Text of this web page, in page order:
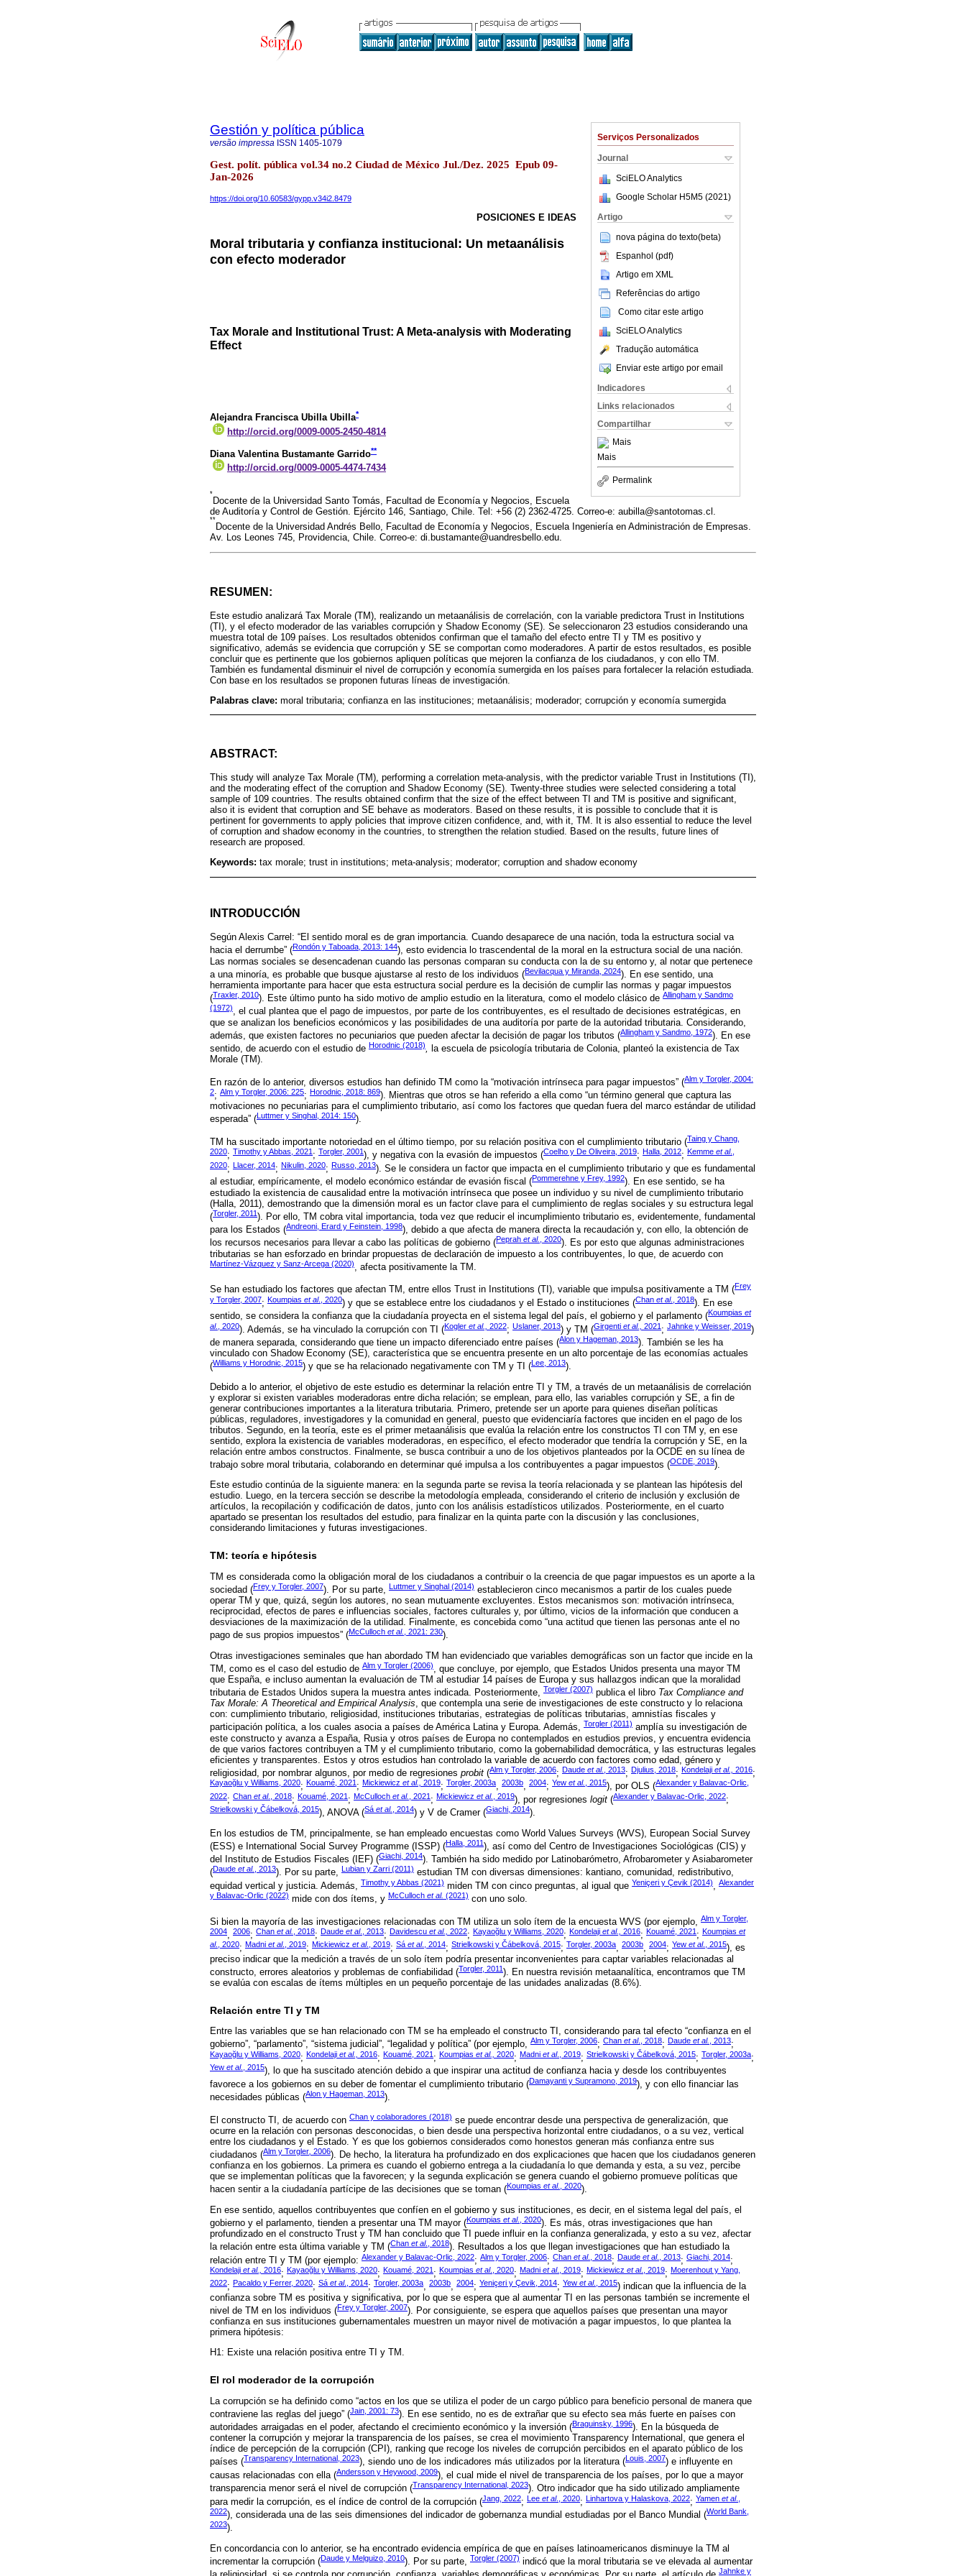
Serviços Personalizados
Journal
SciELO Analytics
Google Scholar H5M5 (2021 )
Artigo
nova página do texto(beta)
Espanhol (pdf)
Artigo em XML
Referências do artigo
Como citar este artigo
SciELO Analytics
Tradução automática
Enviar este artigo por email
Indicadores
Links relacionados
Compartilhar
Mais
Mais
Permalink
Gestión y política pública
versão impressa ISSN 1405-1079
Gest. polít. pública vol.34 no.2 Ciudad de México Jul./Dez. 2025 Epub 09-
Jan-2026
https://doi.org/10.60583/gypp.v34i2.8479
POSICIONES E IDEAS
Moral tributaria y confianza institucional: Un metaanálisis
con efecto moderador
Tax Morale and Institutional Trust: A Meta-analysis with Moderating
Effect
Alejandra Francisca Ubilla Ubilla*
http://orcid.org/0009-0005-2450-4814
Diana Valentina Bustamante Garrido**
http://orcid.org/0009-0005-4474-7434
*
Docente de la Universidad Santo Tomás, Facultad de Economía y Negocios, Escuela
de Auditoría y Control de Gestión. Ejército 146, Santiago, Chile. Tel: +56 (2) 2362-4725. Correo-e: aubilla@santotomas.cl.
**
Docente de la Universidad Andrés Bello, Facultad de Economía y Negocios, Escuela Ingeniería en Administración de Empresas.
Av. Los Leones 745, Providencia, Chile. Correo-e: di.bustamante@uandresbello.edu.
RESUMEN:
Este estudio analizará Tax Morale (TM), realizando un metaanálisis de correlación, con la variable predictora Trust in Institutions
(TI), y el efecto moderador de las variables corrupción y Shadow Economy (SE). Se seleccionaron 23 estudios considerando una
muestra total de 109 países. Los resultados obtenidos confirman que el tamaño del efecto entre TI y TM es positivo y
significativo, además se evidencia que corrupción y SE se comportan como moderadores. A partir de estos resultados, es posible
concluir que es pertinente que los gobiernos apliquen políticas que mejoren la confianza de los ciudadanos, y con ello TM.
También es fundamental disminuir el nivel de corrupción y economía sumergida en los países para fortalecer la relación estudiada.
Con base en los resultados se proponen futuras líneas de investigación.
Palabras clave: moral tributaria; confianza en las instituciones; metaanálisis; moderador; corrupción y economía sumergida
ABSTRACT:
This study will analyze Tax Morale (TM), performing a correlation meta-analysis, with the predictor variable Trust in Institutions (TI),
and the moderating effect of the corruption and Shadow Economy (SE). Twenty-three studies were selected considering a total
sample of 109 countries. The results obtained confirm that the size of the effect between TI and TM is positive and significant,
also it is evident that corruption and SE behave as moderators. Based on these results, it is possible to conclude that it is
pertinent for governments to apply policies that improve citizen confidence, and, with it, TM. It is also essential to reduce the level
of corruption and shadow economy in the countries, to strengthen the relation studied. Based on the results, future lines of
research are proposed.
Keywords: tax morale; trust in institutions; meta-analysis; moderator; corruption and shadow economy
INTRODUCCIÓN
Según Alexis Carrel: “El sentido moral es de gran importancia. Cuando desaparece de una nación, toda la estructura social va
hacia el derrumbe” (Rondón y Taboada, 2013: 144), esto evidencia lo trascendental de la moral en la estructura social de una nación.
Las normas sociales se desencadenan cuando las personas comparan su conducta con la de su entorno y, al notar que pertenece
a una minoría, es probable que busque ajustarse al resto de los individuos (Bevilacqua y Miranda, 2024). En ese sentido, una
herramienta importante para hacer que esta estructura social perdure es la decisión de cumplir las normas y pagar impuestos
(Traxler, 2010). Este último punto ha sido motivo de amplio estudio en la literatura, como el modelo clásico de Allingham y Sandmo
(1972), el cual plantea que el pago de impuestos, por parte de los contribuyentes, es el resultado de decisiones estratégicas, en
que se analizan los beneficios económicos y las posibilidades de una auditoría por parte de la autoridad tributaria. Considerando,
además, que existen factores no pecuniarios que pueden afectar la decisión de pagar los tributos (Allingham y Sandmo, 1972). En ese
sentido, de acuerdo con el estudio de Horodnic (2018), la escuela de psicología tributaria de Colonia, planteó la existencia de Tax
Morale (TM).
En razón de lo anterior, diversos estudios han definido TM como la “motivación intrínseca para pagar impuestos” (Alm y Torgler, 2004:
2; Alm y Torgler, 2006: 225; Horodnic, 2018: 869). Mientras que otros se han referido a ella como “un término general que captura las
motivaciones no pecuniarias para el cumplimiento tributario, así como los factores que quedan fuera del marco estándar de utilidad
esperada” (Luttmer y Singhal, 2014: 150).
TM ha suscitado importante notoriedad en el último tiempo, por su relación positiva con el cumplimiento tributario (Taing y Chang,
2020; Timothy y Abbas, 2021; Torgler, 2001), y negativa con la evasión de impuestos (Coelho y De Oliveira, 2019; Halla, 2012; Kemme et al.,
2020; Llacer, 2014; Nikulin, 2020; Russo, 2013). Se le considera un factor que impacta en el cumplimiento tributario y que es fundamental
al estudiar, empíricamente, el modelo económico estándar de evasión fiscal (Pommerehne y Frey, 1992). En ese sentido, se ha
estudiado la existencia de causalidad entre la motivación intrínseca que posee un individuo y su nivel de cumplimiento tributario
(Halla, 2011), demostrando que la dimensión moral es un factor clave para el cumplimiento de reglas sociales y su estructura legal
(Torgler, 2011). Por ello, TM cobra vital importancia, toda vez que reducir el incumplimiento tributario es, evidentemente, fundamental
para los Estados (Andreoni, Erard y Feinstein, 1998), debido a que afecta de manera directa la recaudación y, con ello, la obtención de
los recursos necesarios para llevar a cabo las políticas de gobierno (Peprah et al. , 2020). Es por esto que algunas administraciones
tributarias se han esforzado en brindar propuestas de declaración de impuesto a los contribuyentes, lo que, de acuerdo con
Martínez-Vázquez y Sanz-Arcega (2020), afecta positivamente la TM.
Se han estudiado los factores que afectan TM, entre ellos Trust in Institutions (TI), variable que impulsa positivamente a TM (Frey
y Torgler, 2007; Koumpias et al., 2020) y que se establece entre los ciudadanos y el Estado o instituciones (Chan et al., 2018). En ese
sentido, se considera la confianza que la ciudadanía proyecta en el sistema legal del país, el gobierno y el parlamento (Koumpias et
al., 2020). Además, se ha vinculado la corrupción con TI (Kogler et al., 2022; Uslaner, 2013) y TM (Girgenti et al., 2021 ; Jahnke y Weisser, 2019)
de manera separada, considerando que tiene un impacto diferenciado entre países (Alon y Hageman, 2013). También se les ha
vinculado con Shadow Economy (SE), característica que se encuentra presente en un alto porcentaje de las economías actuales
(Williams y Horodnic, 2015) y que se ha relacionado negativamente con TM y TI ( Lee, 2013).
Debido a lo anterior, el objetivo de este estudio es determinar la relación entre TI y TM, a través de un metaanálisis de correlación
y explorar si existen variables moderadoras entre dicha relación; se emplean, para ello, las variables corrupción y SE, a fin de
generar contribuciones importantes a la literatura tributaria. Primero, pretende ser un aporte para quienes diseñan políticas
públicas, reguladores, investigadores y la comunidad en general, puesto que evidenciaría factores que inciden en el pago de los
tributos. Segundo, en la teoría, este es el primer metaanálisis que evalúa la relación entre los constructos TI con TM y, en ese
sentido, explora la existencia de variables moderadoras, en específico, el efecto moderador que tendría la corrupción y SE, en la
relación entre ambos constructos. Finalmente, se busca contribuir a uno de los objetivos planteados por la OCDE en su línea de
trabajo sobre moral tributaria, colaborando en determinar qué impulsa a los contribuyentes a pagar impuestos (OCDE, 2019).
Este estudio continúa de la siguiente manera: en la segunda parte se revisa la teoría relacionada y se plantean las hipótesis del
estudio. Luego, en la tercera sección se describe la metodología empleada, considerando el criterio de inclusión y exclusión de
artículos, la recopilación y codificación de datos, junto con los análisis estadísticos utilizados. Posteriormente, en el cuarto
apartado se presentan los resultados del estudio, para finalizar en la quinta parte con la discusión y las conclusiones,
considerando limitaciones y futuras investigaciones.
TM: teoría e hipótesis
TM es considerada como la obligación moral de los ciudadanos a contribuir o la creencia de que pagar impuestos es un aporte a la
sociedad (Frey y Torgler, 2007). Por su parte, Luttmer y Singhal (2014) establecieron cinco mecanismos a partir de los cuales puede
operar TM y que, quizá, según los autores, no sean mutuamente excluyentes. Estos mecanismos son: motivación intrínseca,
reciprocidad, efectos de pares e influencias sociales, factores culturales y, por último, vicios de la información que conducen a
desviaciones de la maximización de la utilidad. Finalmente, es concebida como “una actitud que tienen las personas ante el no
pago de sus propios impuestos” (McCulloch et al. , 2021: 230).
Otras investigaciones seminales que han abordado TM han evidenciado que variables demográficas son un factor que incide en la
TM, como es el caso del estudio de Alm y Torgler (2006), que concluye, por ejemplo, que Estados Unidos presenta una mayor TM
que España, e incluso aumentan la evaluación de TM al estudiar 14 países de Europa y sus hallazgos indican que la moralidad
tributaria de Estados Unidos supera la muestra antes indicada. Posteriormente, Torgler (2007) publica el libro Tax Compliance and
Tax Morale: A Theoretical and Empirical Analysis, que contempla una serie de investigaciones de este constructo y lo relaciona
con: cumplimiento tributario, religiosidad, instituciones tributarias, estrategias de políticas tributarias, amnistías fiscales y
participación política, a los cuales asocia a países de América Latina y Europa. Además, Torgler (2011) amplía su investigación de
este constructo y avanza a España, Rusia y otros países de Europa no contemplados en estudios previos, y encuentra evidencia
de que varios factores contribuyen a TM y el cumplimiento tributario, como la gobernabilidad democrática, y las estructuras legales
eficientes y transparentes. Estos y otros estudios han controlado la variable de acuerdo con factores como edad, género y
religiosidad, por nombrar algunos, por medio de regresiones probit (Alm y Torgler, 2006; Daude et al. , 2013; Djulius, 2018; Kondelaji et al., 2016;
Kayaoğlu y Williams, 2020; Kouamé, 2021 ; Mickiewicz et al., 2019; Torgler, 2003a, 2003b, 2004; Yew et al. , 2015), por OLS (Alexander y Balavac-Orlic,
2022; Chan et al., 2018; Kouamé, 2021 ; McCulloch et al. , 2021 ; Mickiewicz et al. , 2019), por regresiones logit (Alexander y Balavac-Orlic, 2022;
Strielkowski y Čábelková, 2015), ANOVA (Sá et al. , 2014) y V de Cramer (Giachi, 2014).
En los estudios de TM, principalmente, se han empleado encuestas como World Values Surveys (WVS), European Social Survey
(ESS) e International Social Survey Programme (ISSP) (Halla, 2011), así como del Centro de Investigaciones Sociológicas (CIS) y
del Instituto de Estudios Fiscales (IEF) (Giachi, 2014). También ha sido medido por Latinobarómetro, Afrobarometer y Asiabarometer
(Daude et al. , 2013). Por su parte, Lubian y Zarri (2011) estudian TM con diversas dimensiones: kantiano, comunidad, redistributivo,
equidad vertical y justicia. Además, Timothy y Abbas (2021) miden TM con cinco preguntas, al igual que Yeniçeri y Çevik (2014), Alexander
y Balavac-Orlic (2022) mide con dos ítems, y McCulloch et al. (2021) con uno solo.
Si bien la mayoría de las investigaciones relacionadas con TM utiliza un solo ítem de la encuesta WVS (por ejemplo, Alm y Torgler,
2004, 2006; Chan et al. , 2018; Daude et al., 2013; Davidescu et al., 2022; Kayaoğlu y Williams, 2020; Kondelaji et al., 2016; Kouamé, 2021 ; Koumpias et
al., 2020; Madni et al., 2019; Mickiewicz et al., 2019; Sá et al., 2014; Strielkowski y Čábelková, 2015; Torgler, 2003a, 2003b, 2004; Yew et al., 2015), es
preciso indicar que la medición a través de un solo ítem podría presentar inconvenientes para captar variables relacionadas al
constructo, errores aleatorios y problemas de confiabilidad (Torgler, 2011). En nuestra revisión metaanalítica, encontramos que TM
se evalúa con escalas de ítems múltiples en un pequeño porcentaje de las unidades analizadas (8.6%).
Relación entre TI y TM
Entre las variables que se han relacionado con TM se ha empleado el constructo TI, considerando para tal efecto “confianza en el
gobierno”, “parlamento”, “sistema judicial”, “legalidad y política” (por ejemplo, Alm y Torgler, 2006; Chan et al., 2018; Daude et al., 2013;
Kayaoğlu y Williams, 2020; Kondelaji et al., 2016; Kouamé, 2021 ; Koumpias et al., 2020; Madni et al., 2019; Strielkowski y Čábelková, 2015; Torgler, 2003a;
Yew et al., 2015), lo que ha suscitado atención debido a que inspirar una actitud de confianza hacia y desde los contribuyentes
favorece a los gobiernos en su deber de fomentar el cumplimiento tributario (Damayanti y Supramono, 2019), y con ello financiar las
necesidades públicas (Alon y Hageman, 2013).
El constructo TI, de acuerdo con Chan y colaboradores (2018) se puede encontrar desde una perspectiva de generalización, que
ocurre en la relación con personas desconocidas, o bien desde una perspectiva horizontal entre ciudadanos, o a su vez, vertical
entre los ciudadanos y el Estado. Y es que los gobiernos considerados como honestos generan más confianza entre sus
ciudadanos (Alm y Torgler 2006). De hecho, la literatura ha profundizado en dos explicaciones que hacen que los ciudadanos generen
confianza en los gobiernos. La primera es cuando el gobierno entrega a la ciudadanía lo que demanda y esta, a su vez, percibe
que se implementan políticas que la favorecen; y la segunda explicación se genera cuando el gobierno promueve políticas que
hacen sentir a la ciudadanía partícipe de las decisiones que se toman (Koumpias et al., 2020).
En ese sentido, aquellos contribuyentes que confíen en el gobierno y sus instituciones, es decir, en el sistema legal del país, el
gobierno y el parlamento, tienden a presentar una TM mayor (Koumpias et al., 2020). Es más, otras investigaciones que han
profundizado en el constructo Trust y TM han concluido que TI puede influir en la confianza generalizada, y esto a su vez, afectar
la relación entre esta última variable y TM (Chan et al., 2018). Resultados a los que llegan investigaciones que han estudiado la
relación entre TI y TM (por ejemplo: Alexander y Balavac-Orlic, 2022; Alm y Torgler, 2006; Chan et al., 2018; Daude et al., 2013; Giachi, 2014;
Kondelaji et al., 2016; Kayaoğlu y Williams, 2020; Kouamé, 2021 ; Koumpias et al., 2020; Madni et al., 2019; Mickiewicz et al., 2019; Moerenhout y Yang,
2022; Pacaldo y Ferrer, 2020; Sá et al., 2014; Torgler, 2003a, 2003b, 2004; Yeniçeri y Çevik, 2014; Yew et al., 2015) indican que la influencia de la
confianza sobre TM es positiva y significativa, por lo que se espera que al aumentar TI en las personas también se incremente el
nivel de TM en los individuos (Frey y Torgler, 2007). Por consiguiente, se espera que aquellos países que presentan una mayor
confianza en sus instituciones gubernamentales muestren un mayor nivel de motivación a pagar impuestos, lo que plantea la
primera hipótesis:
H1: Existe una relación positiva entre TI y TM.
El rol moderador de la corrupción
La corrupción se ha definido como “actos en los que se utiliza el poder de un cargo público para beneficio personal de manera que
contraviene las reglas del juego” (Jain, 2001: 73). En ese sentido, no es de extrañar que su efecto sea más fuerte en países con
autoridades arraigadas en el poder, afectando el crecimiento económico y la inversión (Braguinsky, 1996). En la búsqueda de
contener la corrupción y mejorar la transparencia de los países, se crea el movimiento Transparency International, que genera el
índice de percepción de la corrupción (CPI), ranking que recoge los niveles de corrupción percibidos en el aparato público de los
países (Transparency International, 2023), siendo uno de los indicadores más utilizados por la literatura (Louis, 2007) e influyente en
causas relacionadas con ella (Andersson y Heywood, 2009), el cual mide el nivel de transparencia de los países, por lo que a mayor
transparencia menor será el nivel de corrupción (Transparency International, 2023). Otro indicador que ha sido utilizado ampliamente
para medir la corrupción, es el índice de control de la corrupción (Jang, 2022; Lee et al., 2020; Linhartova y Halaskova, 2022; Yamen et al.,
2022), considerada una de las seis dimensiones del indicador de gobernanza mundial estudiadas por el Banco Mundial (World Bank,
2023).
En concordancia con lo anterior, se ha encontrado evidencia empírica de que en países latinoamericanos disminuye la TM al
incrementar la corrupción (Daude y Melguizo, 2010). Por su parte, Torgler (2007) indicó que la moral tributaria se ve elevada al aumentar
Jahnke y